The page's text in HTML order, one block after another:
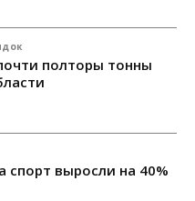
полторы тонны
спорт выросли на 40%